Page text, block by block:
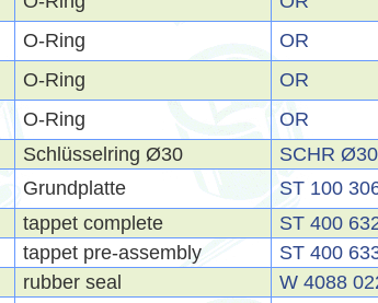
O-Ring
OR
O-Ring
OR
O-Ring
OR
Schlüsselring Ø30
SCHR Ø30
Grundplatte
ST 100
tappet complete
ST 400
tappet pre-assembly
ST 400
rubber seal
W 4088